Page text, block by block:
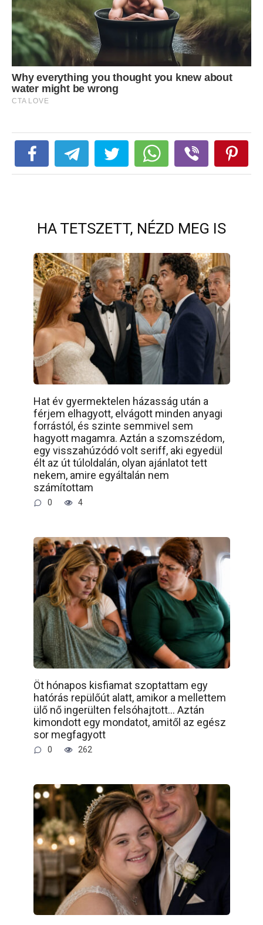
HA TETSZETT, NÉZD MEG IS
Hat év gyermektelen házasság után a
férjem elhagyott, elvágott minden anyagi
forrástól, és szinte semmivel sem
hagyott magamra. Aztán a szomszédom,
egy visszahúzódó volt seriff, aki egyedül
élt az út túloldalán, olyan ajánlatot tett
nekem, amire egyáltalán nem
számítottam
0 4
Öt hónapos kisfiamat szoptattam egy
hatórás repülőút alatt, amikor a mellettem
ülő nő ingerülten felsóhajtott… Aztán
kimondott egy mondatot, amitől az egész
sor megfagyott
0 262